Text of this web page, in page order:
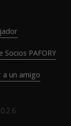
Socios PAFORY
a un amigo